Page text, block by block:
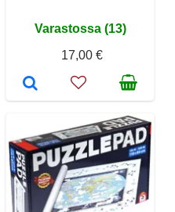
Varastossa (13)
17,00 €